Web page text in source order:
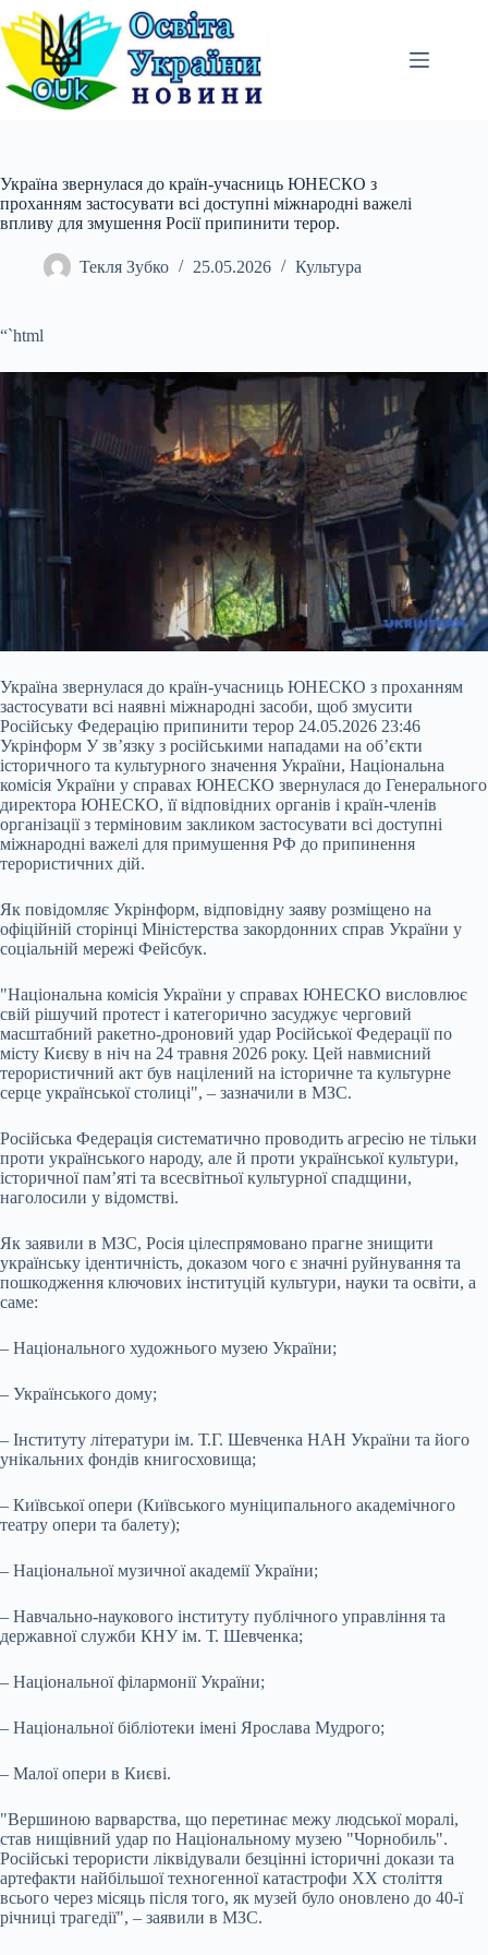
Перейти
до
вмісту
Україна звернулася до країн-учасниць ЮНЕСКО з
проханням застосувати всі доступні міжнародні важелі
впливу для змушення Росії припинити терор.
Текля Зубко 25.05.2026 Культура
“`html
Україна звернулася до країн-учасниць ЮНЕСКО з проханням
застосувати всі наявні міжнародні засоби, щоб змусити
Російську Федерацію припинити терор 24.05.2026 23:46
Укрінформ У зв’язку з російськими нападами на об’єкти
історичного та культурного значення України, Національна
комісія України у справах ЮНЕСКО звернулася до Генерального
директора ЮНЕСКО, її відповідних органів і країн-членів
організації з терміновим закликом застосувати всі доступні
міжнародні важелі для примушення РФ до припинення
терористичних дій.
Як повідомляє Укрінформ, відповідну заяву розміщено на
офіційній сторінці Міністерства закордонних справ України у
соціальній мережі Фейсбук.
"Національна комісія України у справах ЮНЕСКО висловлює
свій рішучий протест і категорично засуджує черговий
масштабний ракетно-дроновий удар Російської Федерації по
місту Києву в ніч на 24 травня 2026 року. Цей навмисний
терористичний акт був націлений на історичне та культурне
серце української столиці", – зазначили в МЗС.
Російська Федерація систематично проводить агресію не тільки
проти українського народу, але й проти української культури,
історичної пам’яті та всесвітньої культурної спадщини,
наголосили у відомстві.
Як заявили в МЗС, Росія цілеспрямовано прагне знищити
українську ідентичність, доказом чого є значні руйнування та
пошкодження ключових інституцій культури, науки та освіти, а
саме:
– Національного художнього музею України;
– Українського дому;
– Інституту літератури ім. Т.Г. Шевченка НАН України та його
унікальних фондів книгосховища;
– Київської опери (Київського муніципального академічного
театру опери та балету);
– Національної музичної академії України;
– Навчально-наукового інституту публічного управління та
державної служби КНУ ім. Т. Шевченка;
– Національної філармонії України;
– Національної бібліотеки імені Ярослава Мудрого;
– Малої опери в Києві.
"Вершиною варварства, що перетинає межу людської моралі,
став нищівний удар по Національному музею "Чорнобиль".
Російські терористи ліквідували безцінні історичні докази та
артефакти найбільшої техногенної катастрофи XX століття
всього через місяць після того, як музей було оновлено до 40-ї
річниці трагедії", – заявили в МЗС.